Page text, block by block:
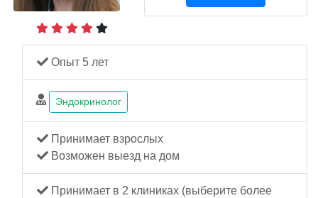
Опыт 5 лет
Эндокринолог
Принимает взрослых
Возможен выезд на дом
Принимает в 2 клиниках (выберите более